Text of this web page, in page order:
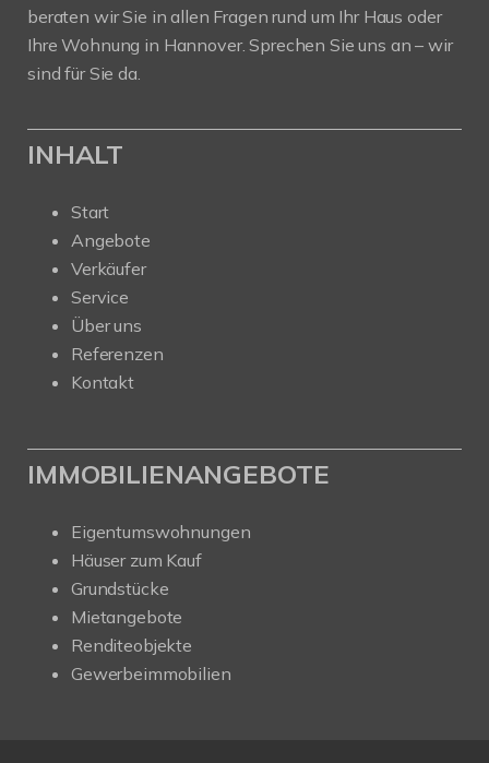
beraten wir Sie in allen Fragen rund um Ihr Haus oder
Ihre Wohnung in Hannover. Sprechen Sie uns an – wir
sind für Sie da.
INHALT
Start
Angebote
Verkäufer
Service
Über uns
Referenzen
Kontakt
IMMOBILIENANGEBOTE
Eigentumswohnungen
Häuser zum Kauf
Grundstücke
Mietangebote
Renditeobjekte
Gewerbeimmobilien